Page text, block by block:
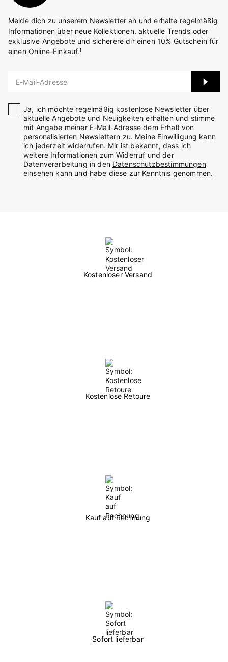
Melde dich zu unserem Newsletter an und erhalte regelmäßig
Informationen über neue Kollektionen, aktuelle Trends oder
exklusive Angebote und sicherere dir einen 10% Gutschein für
einen Online-Einkauf.¹
E-Mail-Adresse
Ja, ich möchte regelmäßig kostenlose Newsletter über
aktuelle Angebote und Neuigkeiten erhalten und stimme
mit Angabe meiner E-Mail-Adresse dem Erhalt von
personalisierten Newslettern zu. Meine Einwilligung kann
ich jederzeit widerrufen. Mir ist bekannt, dass ich
weitere Informationen zum Widerruf und der
Datenverarbeitung in den Datenschutzbestimmungen
einsehen kann und habe diese zur Kenntnis genommen.
Kostenloser Versand
Kostenlose Retoure
Kauf auf Rechnung
Sofort lieferbar